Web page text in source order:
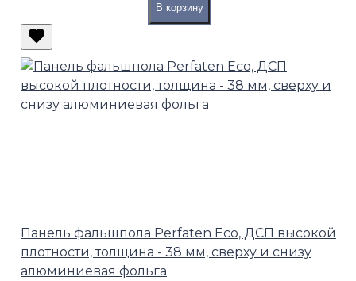
В корзину
Панель фальшпола Perfaten Eco, ДСП высокой
плотности, толщина - 38 мм, сверху и снизу
алюминиевая фольга